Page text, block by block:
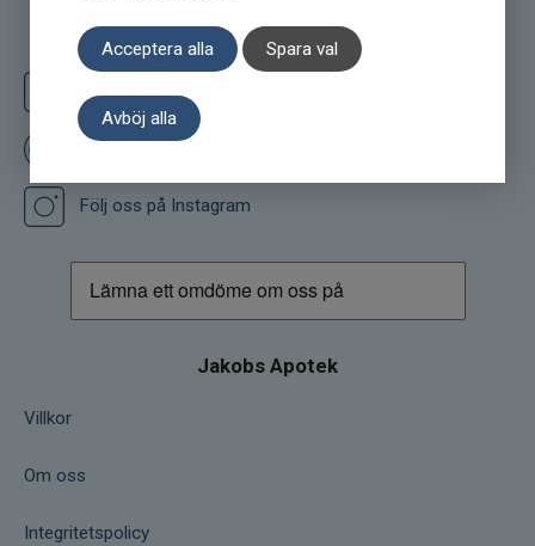
Acceptera alla Spara val
Avböj alla
Följ oss
Följ oss på Facebook
Följ oss på Instagram
Jakobs Apotek
Villkor
Om oss
Integritetspolicy